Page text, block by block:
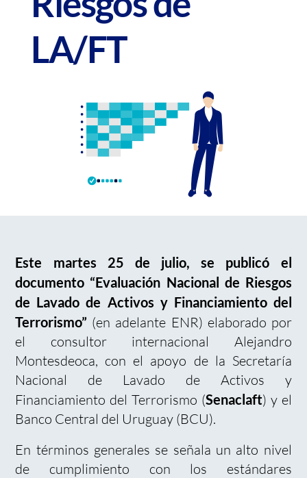
LA/FT
Este martes 25 de julio, se publicó el
documento “Evaluación Nacional de Riesgos
de Lavado de Activos y Financiamiento del
Terrorismo” (en adelante ENR) elaborado por
el consultor internacional Alejandro
Montesdeoca, con el apoyo de la Secretaría
Nacional de Lavado de Activos y
Financiamiento del Terrorismo (Senaclaft) y el
Banco Central del Uruguay (BCU).
En términos generales se señala un alto nivel
de cumplimiento con los estándares